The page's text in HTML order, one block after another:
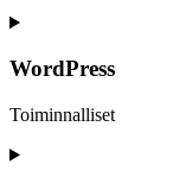
Consent
service
analytics
WordPress
Toiminnalliset
Consent